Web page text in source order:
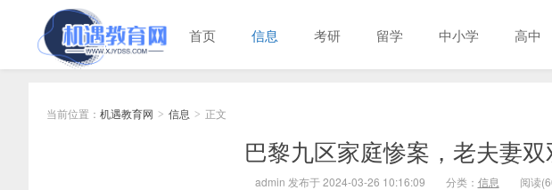
首页 信息 考研 留学 中小学 高中
当前位置： 机遇教育网 > 信息 > 正文
巴黎九区家庭惨案，老夫妻
admin 发布于 2024-03-26 10:16:09 分类： 信息 阅读